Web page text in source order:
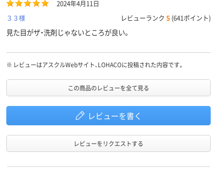
2024年4月11日
３３様
レビューランク S (641ポイント)
見た目がザ・洗剤じゃないところが良い。
※ レビューはアスクルWebサイト、LOHACOに投稿された内容です。
この商品のレビューを全て見る
レビューを書く
レビューをリクエストする